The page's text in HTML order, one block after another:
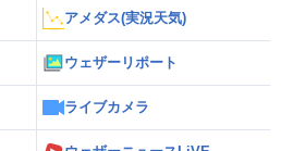
アメダス(実況天気)
ウェザーリポート
ライブカメラ